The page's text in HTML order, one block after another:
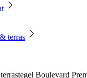
terras
Boulevard